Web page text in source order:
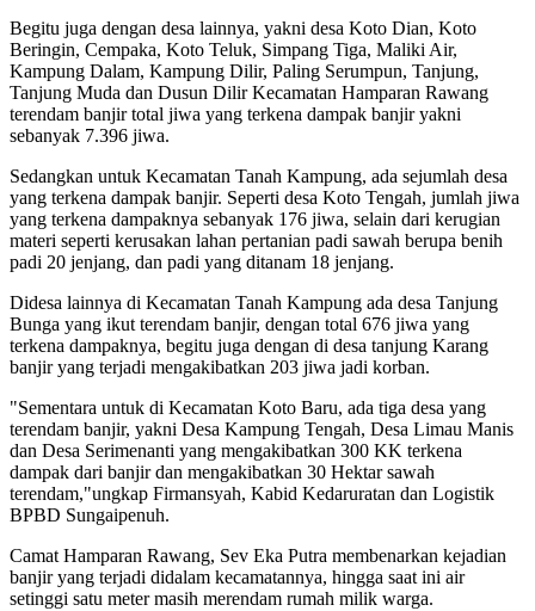
Begitu juga dengan desa lainnya, yakni desa Koto Dian, Koto
Beringin, Cempaka, Koto Teluk, Simpang Tiga, Maliki Air,
Kampung Dalam, Kampung Dilir, Paling Serumpun, Tanjung,
Tanjung Muda dan Dusun Dilir Kecamatan Hamparan Rawang
terendam banjir total jiwa yang terkena dampak banjir yakni
sebanyak 7.396 jiwa.
Sedangkan untuk Kecamatan Tanah Kampung, ada sejumlah desa
yang terkena dampak banjir. Seperti desa Koto Tengah, jumlah jiwa
yang terkena dampaknya sebanyak 176 jiwa, selain dari kerugian
materi seperti kerusakan lahan pertanian padi sawah berupa benih
padi 20 jenjang, dan padi yang ditanam 18 jenjang.
Didesa lainnya di Kecamatan Tanah Kampung ada desa Tanjung
Bunga yang ikut terendam banjir, dengan total 676 jiwa yang
terkena dampaknya, begitu juga dengan di desa tanjung Karang
banjir yang terjadi mengakibatkan 203 jiwa jadi korban.
"Sementara untuk di Kecamatan Koto Baru, ada tiga desa yang
terendam banjir, yakni Desa Kampung Tengah, Desa Limau Manis
dan Desa Serimenanti yang mengakibatkan 300 KK terkena
dampak dari banjir dan mengakibatkan 30 Hektar sawah
terendam,"ungkap Firmansyah, Kabid Kedaruratan dan Logistik
BPBD Sungaipenuh.
Camat Hamparan Rawang, Sev Eka Putra membenarkan kejadian
banjir yang terjadi didalam kecamatannya, hingga saat ini air
setinggi satu meter masih merendam rumah milik warga.